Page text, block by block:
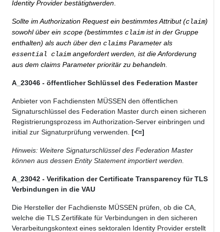
Identity Provider bestätigtwerden
Sollte im Authorization Request ein bestimmtes Attribut (claim)
sowohl über ein scope (bestimmtes claim ist in der Gruppe
enthalten) als auch über den claims Parameter als
essential claim angefordert werden, ist die Anforderung
aus dem claims Parameter prioritär zu behandeln.
A_23046 - öffentlicher Schlüssel des Federation Master
Anbieter von Fachdiensten MÜSSEN den öffentlichen
Signaturschlüssel des Federation Master durch einen sicheren
Registrierungsprozess im Authorization-Server einbringen und
initial zur Signaturprüfung verwenden. [<=]
Hinweis: Weitere Signaturschlüssel des Federation Master
können aus dessen Entity Statement importiert werden.
A_23042 - Verifikation der Certificate Transparency für TLS
Verbindungen in die VAU
Die Hersteller der Fachdienste MÜSSEN prüfen, ob die CA,
welche die TLS Zertifikate für Verbindungen in den sicheren
Verarbeitungskontext eines sektoralen Identity Provider erstellt